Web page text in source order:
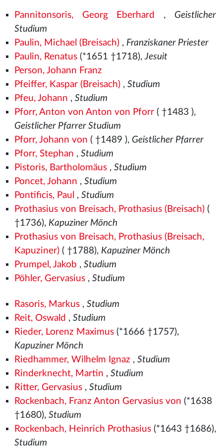
Pannitonsoris, Georg Eberhard , Geistlicher
Studium
Paulin, Michael (Breisach), Franziskaner Priester
Paulin, Renatus(*1651 †1718),Jesuit
Person, Johann Franz
Pfeiffer, Kaspar (Breisach), Studium
Pfeu, Johann , Studium
Pforr, Anton von Anton von Pforr( †1483 ),
Geistlicher Pfarrer Studium
Pforr, Johann von ( †1489 ), Geistlicher Pfarrer
Pforr, Stephan , Studium
Pistoris, Bartholomäus, Studium
Poncet, Johann , Studium
Pontificis, Paul , Studium
Prothasius von Breisach, Prothasius (Breisach)(
†1736), Kapuziner Mönch
Prothasius von Breisach, Prothasius (Breisach,
Kapuziner)( †1788), Kapuziner Mönch
Prumpel, Jakob , Studium
Pöhler, Gervasius, Studium
Rasoris, Markus, Studium
Reit, Oswald , Studium
Rieder, Lorenz Maximus(*1666 †1757),
Kapuziner Mönch
Riedhammer, Wilhelm Ignaz , Studium
Rinderknecht, Martin , Studium
Ritter, Gervasius, Studium
Rockenbach, Franz Anton Gervasius von (*1638
†1680), Studium
Rockenbach, Heinrich Prothasius(*1643 †1686),
Studium